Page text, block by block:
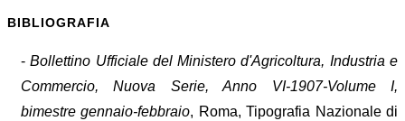
BIBLIOGRAFIA
-Bollettino Ufficiale del Ministero d'Agricoltura, Industria e
Commercio, Nuova Serie, Anno VI-1907-Volume I,
bimestre gennaio-febbraio, Roma, Tipografia Nazionale di